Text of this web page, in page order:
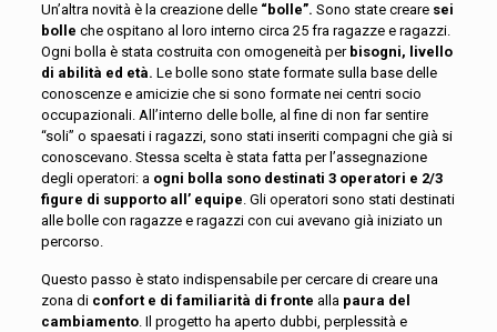
Un’altra novità è la creazione delle “bolle”. Sono state creare sei
bolle che ospitano al loro interno circa 25 fra ragazze e ragazzi.
Ogni bolla è stata costruita con omogeneità per bisogni, livello
di abilità ed età. Le bolle sono state formate sulla base delle
conoscenze e amicizie che si sono formate nei centri socio
occupazionali. All’interno delle bolle, al fine di non far sentire
“soli” o spaesati i ragazzi, sono stati inseriti compagni che già si
conoscevano. Stessa scelta è stata fatta per l’assegnazione
degli operatori: aogni bolla sono destinati 3 operatori e 2/3
figure di supporto all’ equipe. Gli operatori sono stati destinati
alle bolle con ragazze e ragazzi con cui avevano già iniziato un
percorso.
Questo passo è stato indispensabile per cercare di creare una
zona di confort e di familiarità di fronte alla paura del
cambiamento. Il progetto ha aperto dubbi, perplessità e